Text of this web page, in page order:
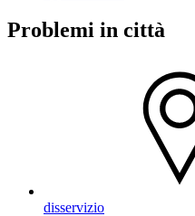
Problemi in città
disservizio